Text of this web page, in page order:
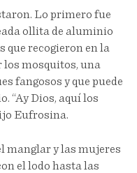
Lo primero fue
ollita de aluminio
que recogieron en la
los mosquitos, una
fangosos y que puede
“Ay Dios, aquí los
Eufrosina.
manglar y las mujeres
el lodo hasta las